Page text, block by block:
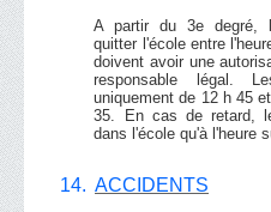
A partir du 3e degré,
quitter l'école entre
doivent avoir une
responsable légal.
uniquement de 12 h 45
35. En cas de retard,
dans l'école qu'à l'heure
14. ACCIDENTS